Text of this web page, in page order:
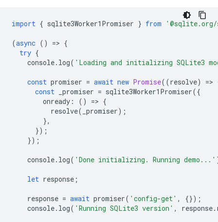
import { sqlite3Worker1Promiser } from
(async () => {
try {
console. log( 'Loading and initializing SQLite3
const promiser = await new Promise((resolve) =>
const
_promiser = sqlite3Worker1Promiser({
onready : () => {
resolve( _promiser);
},
});
});
console. log( 'Done initializing. Running demo...'
let response ;
response = await promiser( 'config-get' ,
{});
console. log( 'Running SQLite3 version' , response.